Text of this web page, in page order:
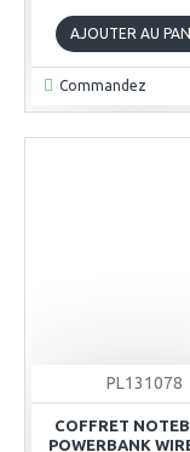
AJOUTER AU
Commandez
PL131078
COFFRET
POWERBANK